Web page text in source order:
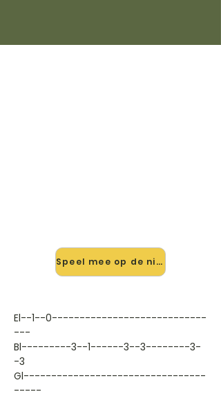
Speel mee op de nieuwe site →
El--1--0----------------------------
---
Bl---------3--1------3--3--------3-
-3
Gl---------------------------------
-----